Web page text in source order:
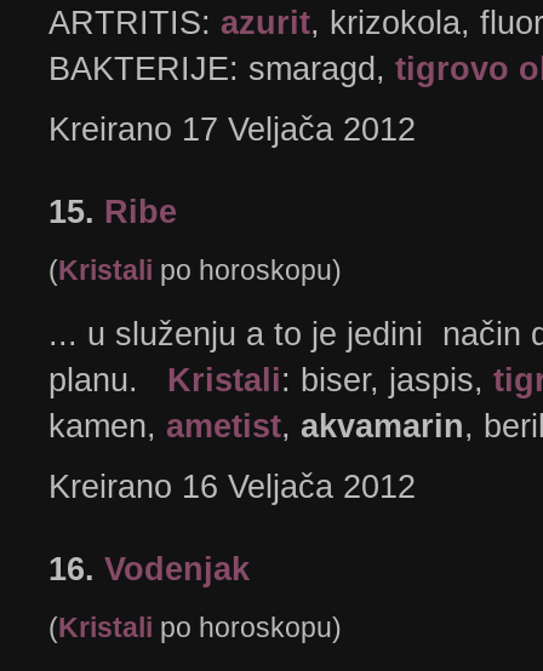
ARTRITIS: azurit, krizokola,
BAKTERIJE: smaragd, tigrovo
Kreirano 17 Veljača 2012
15. Ribe
(Kristali po horoskopu)
... u služenju a to je jedini način
planu. Kristali: biser, jaspis,
kamen, ametist, akvamarin,
Kreirano 16 Veljača 2012
16. Vodenjak
(Kristali po horoskopu)